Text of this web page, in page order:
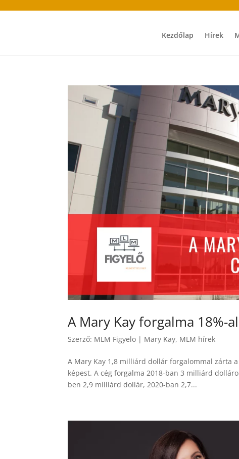
Kezdőlap Hírek
A Mary Kay forgalma 18%-
Szerző: MLM Figyelo | Mary Kay, MLM hírek
A Mary Kay 1,8 milliárd dollár forgalommal zárta
képest. A cég forgalma 2018-ban 3 milliárd
ben 2,9 milliárd dollár, 2020-ban 2,7...